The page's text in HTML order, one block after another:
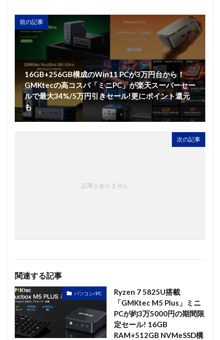
前の記事
16GB+256GB構成のWin11 PCが3万円台から！
GMKtecの高コスパ「ミニPC」が楽天スーパーセー
ルで最大34%/5万円引きセール!更にポイント還元
も
次の記事
記事がありません
関連する記事
パソコン/PC
Ryzen 7 5825U搭載
「GMKtec M5 Plus」ミニ
PCが約3万5000円の期間限
定セール! 16GB
RAM+512GB NVMeSSD構